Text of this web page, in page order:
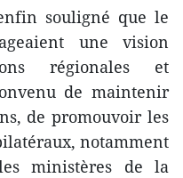
souligné que le
une vision
régionales et
de maintenir
de promouvoir les
notamment
ministères de la